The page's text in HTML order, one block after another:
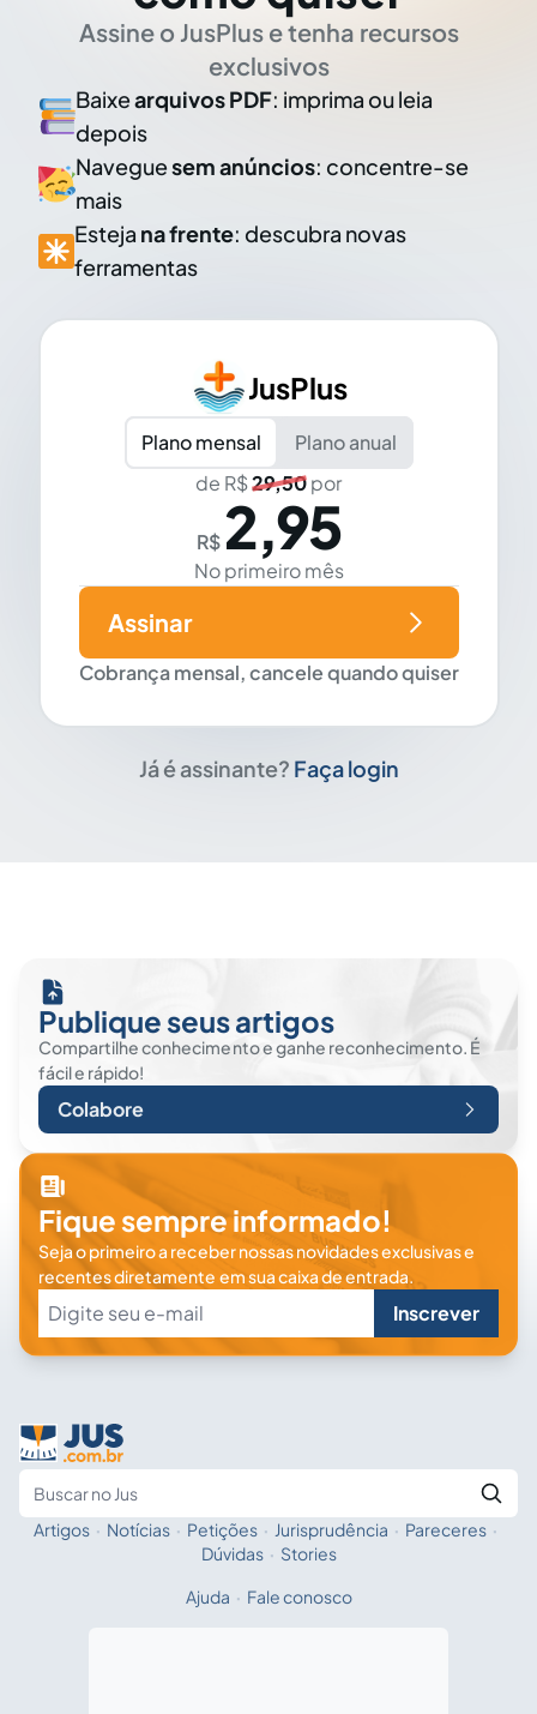
Assine o JusPlus e tenha recursos
exclusivos
Baixearquivos PDF: imprima ou leia
depois
Naveguesem anúncios: concentre-se
mais
Esteja na frente: descubra novas
ferramentas
JusPlus
Plano mensal
Plano anual
de R$29,50por
R$ 2,95
No primeiro mês
Cobrança mensal, cancele quando quiser
Assinar
Já é assinante? Faça login
Publique seus artigos
Compartilhe conhecimento e ganhe reconhecimento. É
fácil e rápido!
Colabore
Fique sempre informado!
Seja o primeiro a receber nossas novidades exclusivas e
recentes diretamente em sua caixa de entrada.
Inscrever
Fale com a IA
Artigos · Notícias · Petições · Jurisprudência · Pareceres ·
Dúvidas · Stories
Ajuda · Fale conosco